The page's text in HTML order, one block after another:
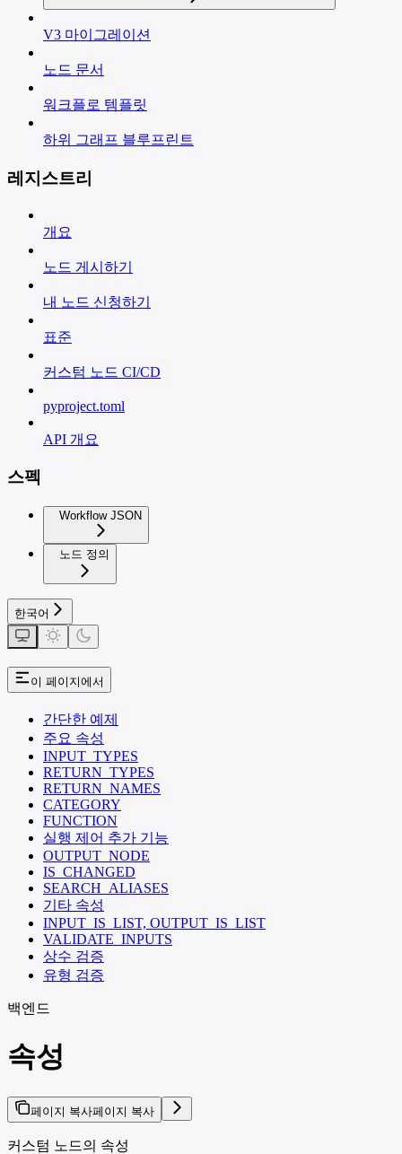
V3 마이그레이션
노드 문서
워크플로 템플릿
하위 그래프 블루프린트
레지스트리
개요
노드 게시하기
내 노드 신청하기
표준
커스텀 노드 CI/CD
pyproject.toml
API 개요
스펙
Workflow JSON
노드 정의
한국어
이 페이지에서
간단한 예제
주요 속성
INPUT_TYPES
RETURN_TYPES
RETURN_NAMES
CATEGORY
FUNCTION
실행 제어 추가 기능
OUTPUT_NODE
IS_CHANGED
SEARCH_ALIASES
기타 속성
INPUT_IS_LIST, OUTPUT_IS_LIST
VALIDATE_INPUTS
상수 검증
유형 검증
백엔드
속성
페이지 복사페이지 복사
커스텀 노드의 속성